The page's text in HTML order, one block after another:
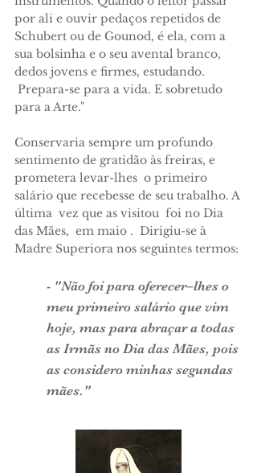
por ali e ouvir pedaços repetidos de
Schubert ou de Gounod, é ela, com a
sua bol­sinha e o seu avental branco,
dedos jovens e firmes, estudando.
Prepara-se para a vida. E sobretudo
para a Arte."
Conservaria sempre um profundo
sentimento de gratidão às freiras, e
prometera levar-lhes o primeiro
salário que recebesse de seu trabalho. A
última vez que as visitou foi no Dia
das Mães, em maio . Dirigiu-se à
Madre Superiora nos seguintes termos:
- "Não foi para oferecer–lhes o
meu primeiro salário que vim
hoje, mas para abraçar a todas
as Irmãs no Dia das Mães, pois
as considero minhas segundas
mães."